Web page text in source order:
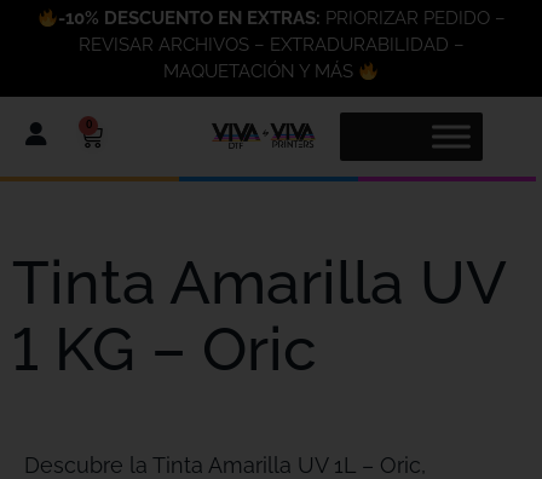
-10% DESCUENTO EN EXTRAS: PRIORIZAR PEDIDO –
REVISAR ARCHIVOS – EXTRADURABILIDAD –
MAQUETACIÓN Y MÁS
0
Tinta Amarilla UV
1 KG – Oric
Descubre la Tinta Amarilla UV 1L – Oric,